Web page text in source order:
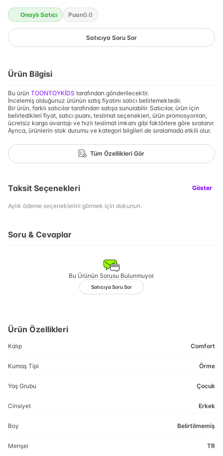
Onaylı Satıcı Puan0.0
Satıcıya Soru Sor
Ürün Bilgisi
Bu ürün TOONTOYKİDS tarafından gönderilecektir.
İncelemiş olduğunuz ürünün satış fiyatını satıcı belirlemektedir.
Bir ürün, farklı satıcılar tarafından satışa sunulabilir. Satıcılar, ürün için
belirledikleri fiyat, satıcı puanı, teslimat seçenekleri, ürün promosyonları,
ücretsiz kargo avantajı ve hızlı teslimat imkanı gibi faktörlere göre sıralanır.
Ayrıca, ürünlerin stok durumu ve kategori bilgileri de sıralamada etkili olur.
Tüm Özellikleri Gör
Taksit Seçenekleri Göster
Aylık ödeme seçeneklerini görmek için dokunun.
Soru & Cevaplar
Bu Ürünün Sorusu Bulunmuyor.
Satıcıya Soru Sor
Ürün Özellikleri
Kalıp Comfort
Kumaş Tipi Örme
Yaş Grubu Çocuk
Cinsiyet Erkek
Boy Belirtilmemiş
Menşei TR